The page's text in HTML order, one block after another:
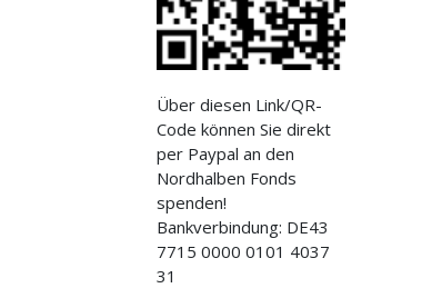
Über diesen Link/QR-
Code können Sie direkt
per Paypal an den
Nordhalben Fonds
spenden!
Bankverbindung: DE43
7715 0000 0101 4037
31